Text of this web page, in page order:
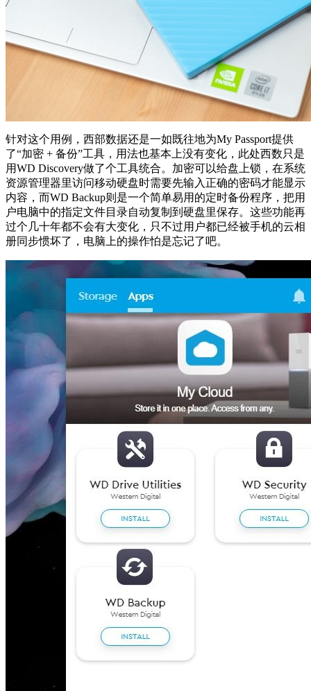
针对这个用例，西部数据还是一如既往地为My Passport提供
了“加密 + 备份”工具，用法也基本上没有变化，此处西数只是
用WD Discovery做了个工具统合。加密可以给盘上锁，在系统
资源管理器里访问移动硬盘时需要先输入正确的密码才能显示
内容，而WD Backup则是一个简单易用的定时备份程序，把用
户电脑中的指定文件目录自动复制到硬盘里保存。这些功能再
过个几十年都不会有大变化，只不过用户都已经被手机的云相
册同步惯坏了，电脑上的操作怕是忘记了吧。